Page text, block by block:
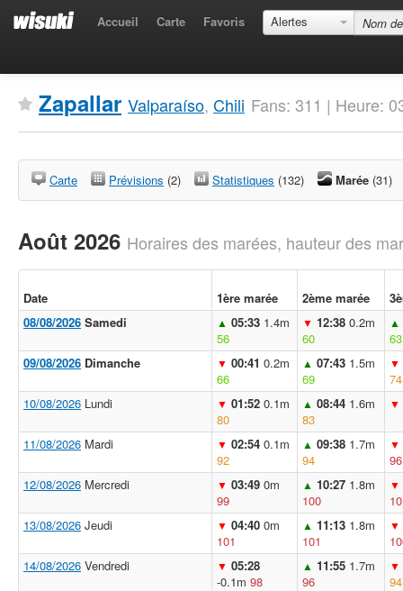
Accueil Carte Favoris Alertes
Zapallar Valparaíso, Chili Fans: 311 | Heure:
Carte Prévisions (2) Statistiques (132) Marée (31)
Août 2026 Horaires des marées, hauteur des
Date 1ère marée 2ème marée
08/08/2026 Samedi ▲ 05:33 1.4m
56
▼ 12:38 0.2m
60
▲
63
09/08/2026 Dimanche ▼ 00:41 0.2m
66
▲ 07:43 1.5m
69
▼
74
10/08/2026 Lundi ▼ 01:52 0.1m
80
▲ 08:44 1.6m
83
▼
11/08/2026 Mardi ▼ 02:54 0.1m
92
▲ 09:38 1.7m
94
▼
96
12/08/2026 Mercredi ▼ 03:49 0m
99
▲ 10:27 1.8m
100
▼
13/08/2026 Jeudi ▼ 04:40 0m
101
▲ 11:13 1.8m
101
▼
14/08/2026 Vendredi ▼ 05:28
-0.1m 98
▲ 11:55 1.7m
96
▼
94